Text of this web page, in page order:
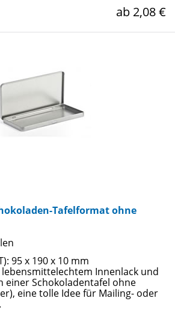
ab 2,08 €
Tafelformat ohne
95 x 190 x 10 mm
Innenlack und
einer Schokoladentafel ohne
eine tolle Idee für Mailing- oder